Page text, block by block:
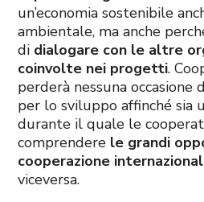
un’economia sostenibile
ambientale, ma anche
di dialogare con le altre
coinvolte nei progetti.
perderà nessuna
per lo sviluppo affinché sia
durante il quale le
comprendere le grandi
cooperazione
viceversa.